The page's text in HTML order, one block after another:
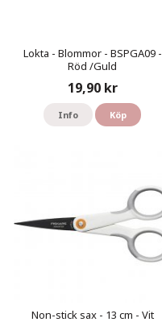
Lokta - Blommor - BSPGA09 -
Röd /Guld
19,90 kr
Info Köp
Non-stick sax - 13 cm - Vit